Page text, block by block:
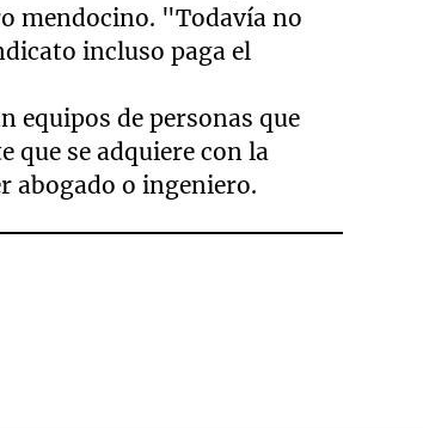
mendocino. "Todavía no
incluso paga el
equipos de personas que
que se adquiere con la
abogado o ingeniero.